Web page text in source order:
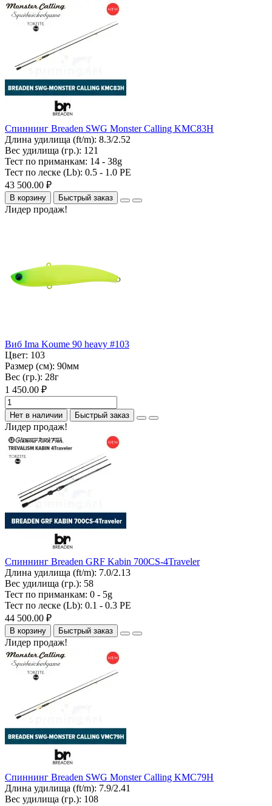
Спиннинг Breaden SWG Monster Calling KMC83H
Длина удилища (ft/m): 8.3/2.52
Вес удилища (гр.): 121
Тест по приманкам: 14 - 38g
Тест по леске (Lb): 0.5 - 1.0 PE
43 500.00 ₽
В корзину Быстрый заказ
Лидер продаж!
Виб Ima Koume 90 heavy #103
Цвет: 103
Размер (см): 90мм
Вес (гр.): 28г
1 450.00 ₽
Нет в наличии Быстрый заказ
Лидер продаж!
Спиннинг Breaden GRF Kabin 700CS-4Traveler
Длина удилища (ft/m): 7.0/2.13
Вес удилища (гр.): 58
Тест по приманкам: 0 - 5g
Тест по леске (Lb): 0.1 - 0.3 PE
44 500.00 ₽
В корзину Быстрый заказ
Лидер продаж!
Спиннинг Breaden SWG Monster Calling KMC79H
Длина удилища (ft/m): 7.9/2.41
Вес удилища (гр.): 108